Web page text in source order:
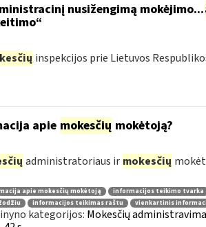
nusižengimą mokėjimo...
inspekcijos prie Lietuvos
apie mokesčių mokėtoją?
administratoriaus ir mokesčių
apie mokesčių mokėtoją
informacijos teikimo tvarka
informacijos teikimas raštu
vienkartinis
kategorijos: Mokesčių